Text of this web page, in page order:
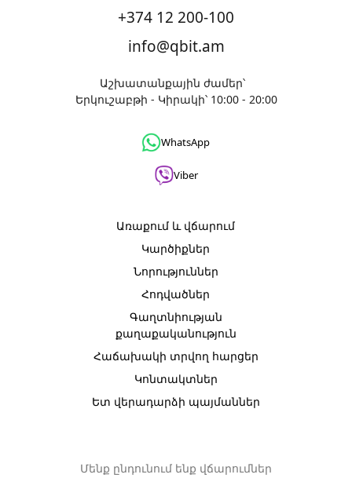
+374 12 200-100
info@qbit.am
Աշխատանքային ժամեր՝
Երկուշաբթի - Կիրակի՝ 10:00 - 20:00
WhatsApp
Viber
Առաքում և վճարում
Կարծիքներ
Նորություններ
Հոդվածներ
Գաղտնիության
քաղաքականություն
Հաճախակի տրվող հարցեր
Կոնտակտներ
Ետ վերադարձի պայմաններ
Մենք ընդունում ենք վճարումներ